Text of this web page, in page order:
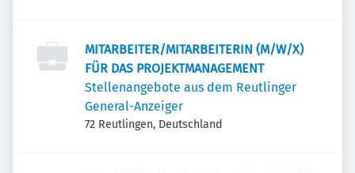
MITARBEITER/MITARBEITERIN (M/W/X)
FÜR DAS PROJEKTMANAGEMENT
Stellenangebote aus dem Reutlinger
General-Anzeiger
72 Reutlingen, Deutschland